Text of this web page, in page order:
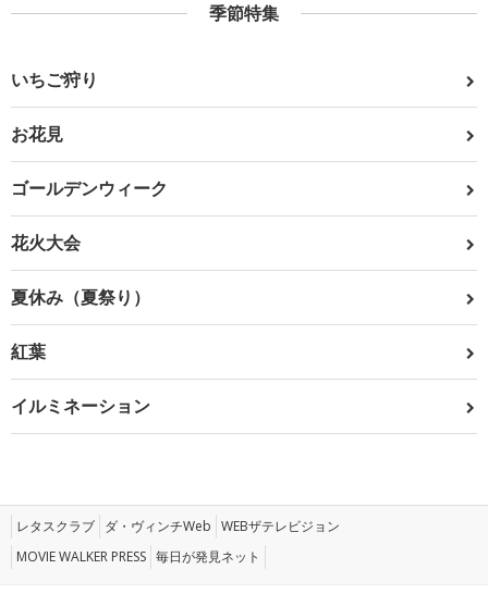
季節特集
いちご狩り
お花見
ゴールデンウィーク
花火大会
夏休み（夏祭り）
紅葉
イルミネーション
レタスクラブ ダ・ヴィンチWeb WEBザテレビジョン
MOVIE WALKER PRESS 毎日が発見ネット